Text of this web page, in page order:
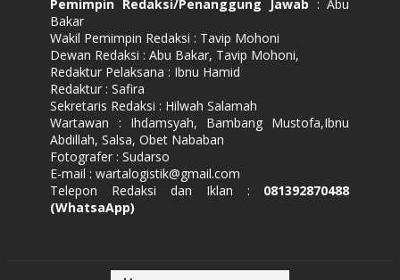
Pemimpin Redaksi/Penanggung Jawab : Abu
Bakar
Wakil Pemimpin Redaksi : Tavip Mohoni
Dewan Redaksi : Abu Bakar, Tavip Mohoni,
Redaktur Pelaksana : Ibnu Hamid
Redaktur : Safira
Sekretaris Redaksi : Hilwah Salamah
Wartawan : Ihdamsyah, Bambang Mustofa,Ibnu
Abdillah, Salsa, Obet Nababan
Fotografer : Sudarso
E-mail : wartalogistik@gmail.com
Telepon Redaksi dan Iklan : 081392870488
(WhatsaApp)